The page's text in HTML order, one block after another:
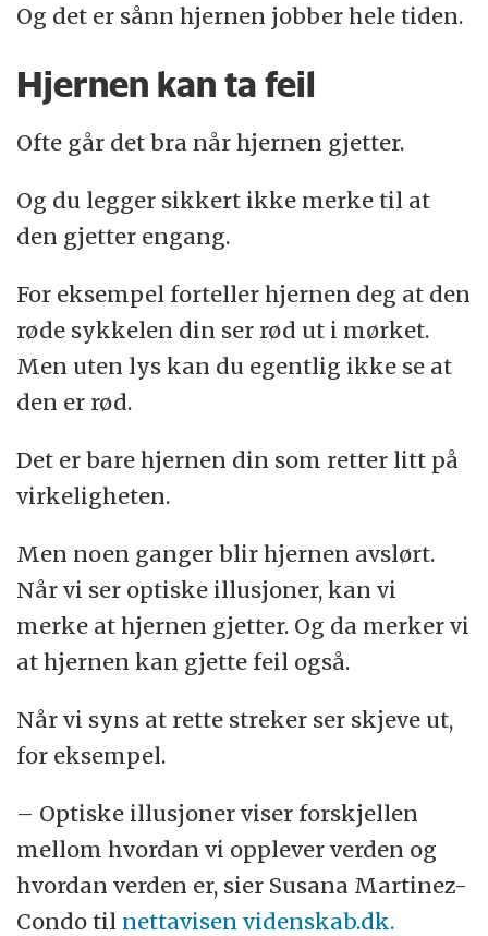
Og det er sånn hjernen jobber hele tiden.
Hjernen kan ta feil
Ofte går det bra når hjernen gjetter.
Og du legger sikkert ikke merke til at
den gjetter engang.
For eksempel forteller hjernen deg at den
røde sykkelen din ser rød ut i mørket.
Men uten lys kan du egentlig ikke se at
den er rød.
Det er bare hjernen din som retter litt på
virkeligheten.
Men noen ganger blir hjernen avslørt.
Når vi ser optiske illusjoner, kan vi
merke at hjernen gjetter. Og da merker vi
at hjernen kan gjette feil også.
Når vi syns at rette streker ser skjeve ut,
for eksempel.
– Optiske illusjoner viser forskjellen
mellom hvordan vi opplever verden og
hvordan verden er, sier Susana Martinez-
Condo til nettavisen videnskab.dk.